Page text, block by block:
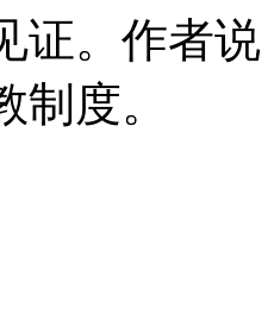
证。作者
度。